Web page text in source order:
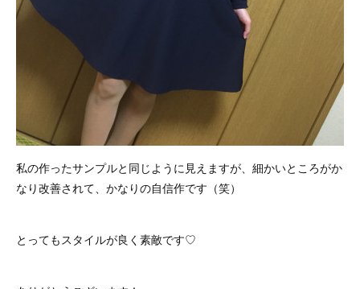
私の作ったサンプルと同じように見えますが、細かいところがか
なり改善されて、かなりの自信作です（笑）
とってもスタイルが良く素敵です♡